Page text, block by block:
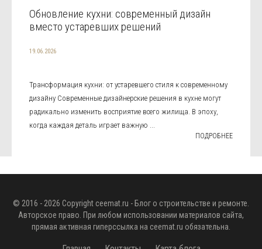
Обновление кухни: современный дизайн
вместо устаревших решений
19.06.2026
Трансформация кухни: от устаревшего стиля к современному
дизайну Современные дизайнерские решения в кухне могут
радикально изменить восприятие всего жилища. В эпоху,
когда каждая деталь играет важную ...
ПОДРОБНЕЕ
© 2016 - 2026 Copyright ceemat.ru - Блог о строительстве и ремонте.
Авторское право. При любом использовании материалов сайта,
прямая активная гиперссылка на ceemat.ru обязательна.